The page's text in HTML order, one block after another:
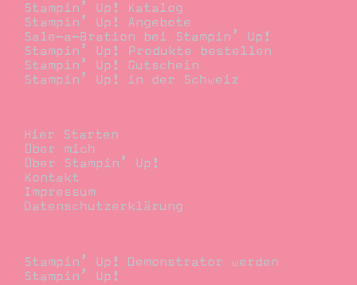
Stampin’ Up! Katalog
Stampin’ Up! Angebote
Sale-a-Bration bei Stampin’ Up!
Stampin’ Up! Produkte bestellen
Stampin’ Up! Gutschein
Stampin’ Up! in der Schweiz
Hier Starten
Über mich
Über Stampin’ Up!
Kontakt
Impressum
Datenschutzerklärung
Stampin’ Up! Demonstrator werden
Stampin’ Up!